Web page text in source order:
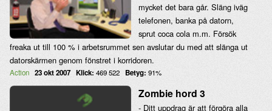
mycket det bara går. Släng iväg
telefonen, banka på datorn,
sprut coca cola m.m. Försök
freaka ut till 100 % i arbetsrummet sen avslutar du med att slänga ut
datorskärmen genom fönstret i korridoren.
Action 23 okt 2007 Klick: 469 522 Betyg: 91%
Zombie hord 3
- Ditt uppdrag är att förgöra alla